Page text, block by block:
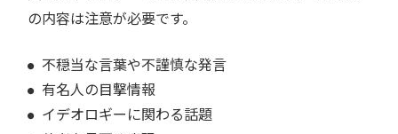
の内容は注意が必要です。
不穏当な言葉や不謹慎な発言
有名人の目撃情報
イデオロギーに関わる話題